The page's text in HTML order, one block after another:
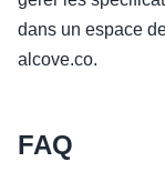
dans un espace
alcove.co.
FAQ